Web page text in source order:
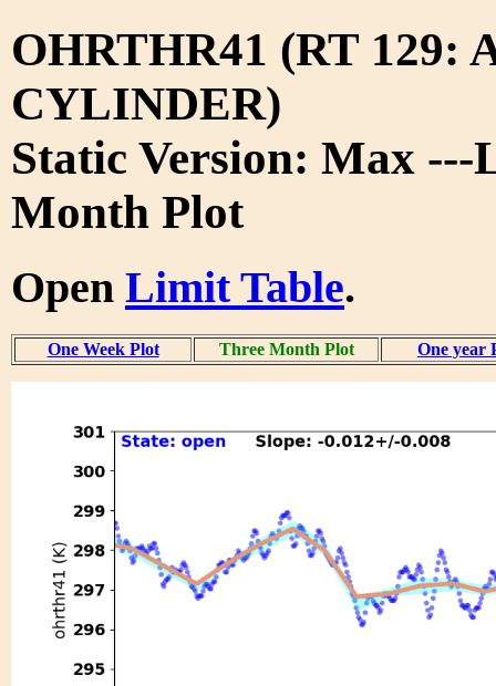
OHRTHR41 (RT 129:
CYLINDER)
Static Version: Max ---
Month Plot
Open Limit Table.
One Week Plot Three Month Plot One year